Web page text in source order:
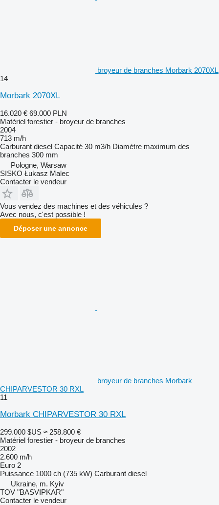
broyeur de branches Morbark 2070XL
14
Morbark 2070XL
16.020 € 69.000 PLN
Matériel forestier - broyeur de branches
2004
713 m/h
Carburant diesel Capacité 30 m3/h Diamètre maximum des
branches 300 mm
Pologne, Warsaw
SISKO Łukasz Malec
Contacter le vendeur
Vous vendez des machines et des véhicules ?
Avec nous, c'est possible !
Déposer une annonce
broyeur de branches Morbark
CHIPARVESTOR 30 RXL
11
Morbark CHIPARVESTOR 30 RXL
299.000 $US ≈ 258.800 €
Matériel forestier - broyeur de branches
2002
2.600 m/h
Euro 2
Puissance 1000 ch (735 kW) Carburant diesel
Ukraine, m. Kyiv
TOV "BASVIPKAR"
Contacter le vendeur